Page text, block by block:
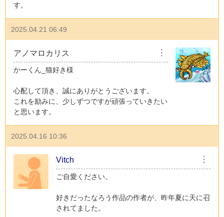
す。
2025.04.21 06:49
アノマロカリス ︙
かーくん_猫好き様
心配して頂き、誠にありがとうございます。
これを励みに、少しずつですが頑張っていきたい
と思います。
2025.04.16 10:36
Vitch ︙
ご自愛ください。
好きだったなろう作品の作者が、昨年夏に天に召
されてました。